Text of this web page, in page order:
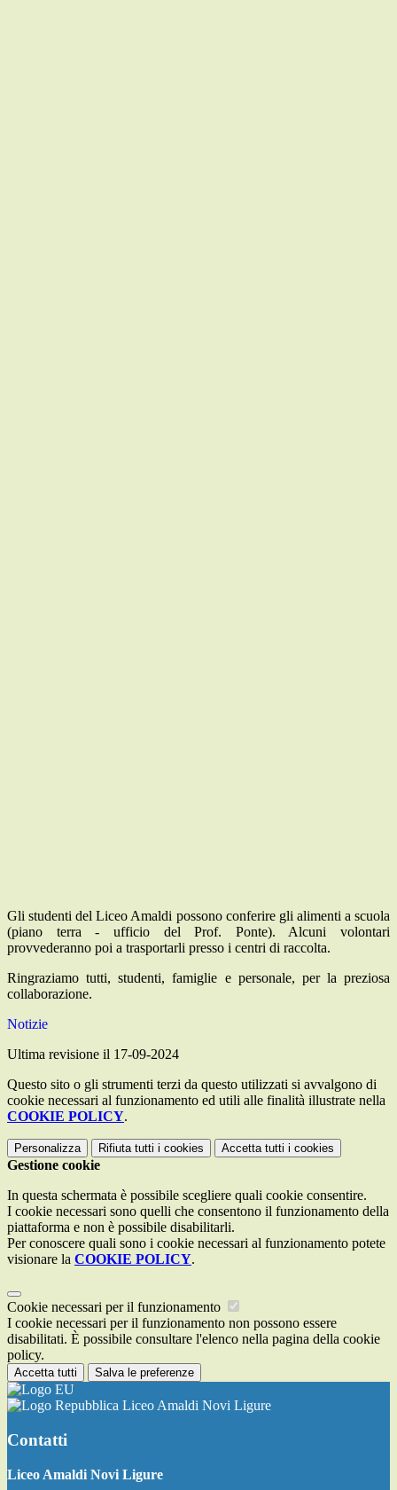
Gli studenti del Liceo Amaldi possono conferire gli alimenti a scuola
(piano terra - ufficio del Prof. Ponte). Alcuni volontari
provvederanno poi a trasportarli presso i centri di raccolta.
Ringraziamo tutti, studenti, famiglie e personale, per la preziosa
collaborazione.
Notizie
Ultima revisione il 17-09-2024
Questo sito o gli strumenti terzi da questo utilizzati si avvalgono di
cookie necessari al funzionamento ed utili alle finalità illustrate nella
COOKIE POLICY.
Personalizza Rifiuta tutti i cookies Accetta tutti i cookies
Gestione cookie
In questa schermata è possibile scegliere quali cookie consentire.
I cookie necessari sono quelli che consentono il funzionamento della
piattaforma e non è possibile disabilitarli.
Per conoscere quali sono i cookie necessari al funzionamento potete
visionare la COOKIE POLICY.
Cookie necessari per il funzionamento
I cookie necessari per il funzionamento non possono essere
disabilitati. È possibile consultare l'elenco nella pagina della cookie
policy.
Accetta tutti Salva le preferenze
Liceo Amaldi Novi Ligure
Contatti
Liceo Amaldi Novi Ligure